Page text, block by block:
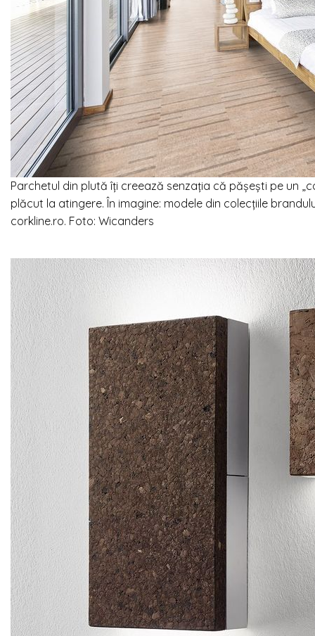
Parchetul din plută îți creează senzația că pășești pe un
plăcut la atingere. În imagine: modele din colecțiile
corkline.ro. Foto: Wicanders